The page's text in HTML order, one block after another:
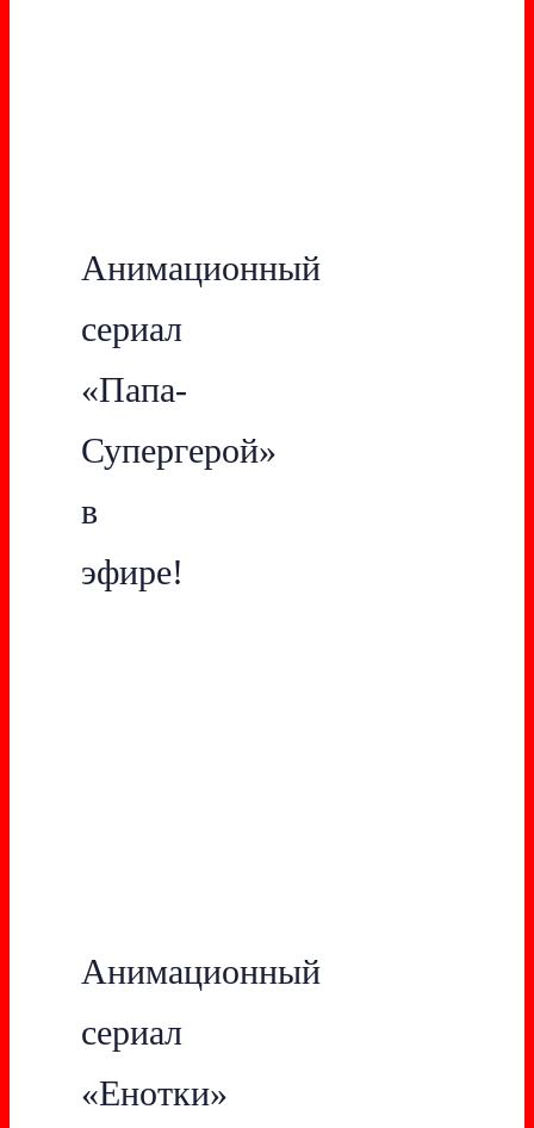
Анимационный
сериал
«Папа-
Супергерой»
в
эфире!
Анимационный
сериал
«Енотки»